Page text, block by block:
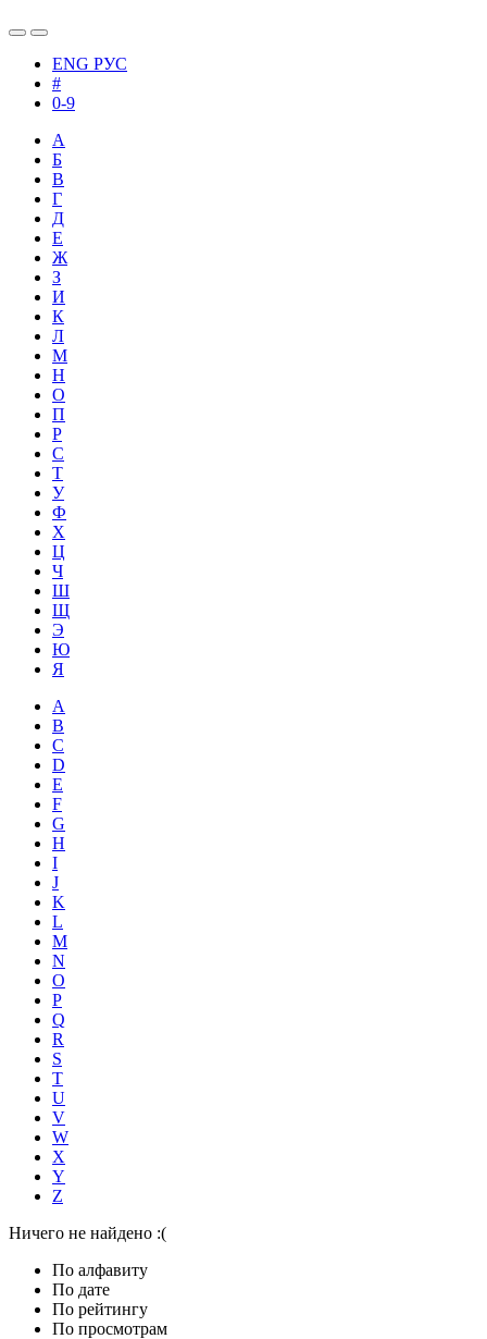
ENG РУС
#
0-9
А
Б
В
Г
Д
Е
Ж
З
И
К
Л
М
Н
О
П
Р
С
Т
У
Ф
Х
Ц
Ч
Ш
Щ
Э
Ю
Я
A
B
C
D
E
F
G
H
I
J
K
L
M
N
O
P
Q
R
S
T
U
V
W
X
Y
Z
Ничего не найдено :(
По алфавиту
По дате
По рейтингу
По просмотрам